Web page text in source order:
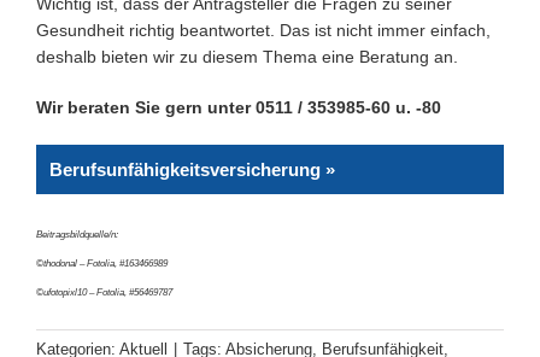
Gesundheit richtig beantwortet. Das ist nicht immer einfach,
deshalb bieten wir zu diesem Thema eine Beratung an.
Wir beraten Sie gern unter 0511 / 353985-60 u. -80
Berufsunfähigkeitsversicherung »
Beitragsbildquelle/n:
©thodonal – Fotolia, #163466989
©ufotopixl10 – Fotolia, #56469787
Kategorien: Aktuell Tags: Absicherung, Berufsunfähigkeit,